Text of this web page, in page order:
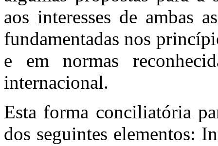
aos interesses de ambas
fundamentadas nos
e em normas
internacional.
Esta forma conciliatória
dos seguintes elementos: